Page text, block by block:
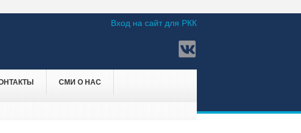
Вход на сайт для РКК
СМИ О НАС